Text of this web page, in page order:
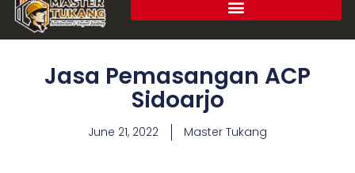
Jasa Pemasangan ACP
Sidoarjo
June 21, 2022 Master Tukang